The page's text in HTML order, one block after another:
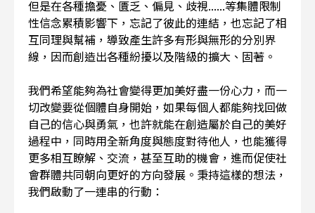
但是在各種擔憂、匱乏、偏見、歧視......等集體限制
性信念累積影響下，忘記了彼此的連結，也忘記了相
互同理與幫補，導致產生許多有形與無形的分別界
線，因而創造出各種紛擾以及階級的擴大、固著。
我們希望能夠為社會變得更加美好盡一份心力，而一
切改變要從個體自身開始，如果每個人都能夠找回做
自己的信心與勇氣，也許就能在創造屬於自己的美好
過程中，同時用全新角度與態度對待他人，也能獲得
更多相互瞭解、交流，甚至互助的機會，進而促使社
會群體共同朝向更好的方向發展。秉持這樣的想法，
我們啟動了一連串的行動：